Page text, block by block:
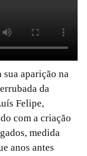
sua aparição na
da
Felipe,
com a criação
medida
anos antes